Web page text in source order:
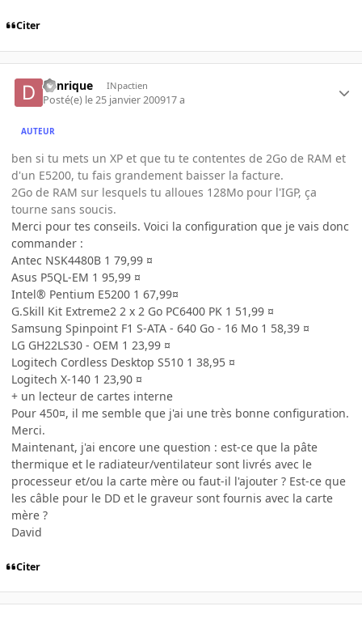
Citer
denrique INpactien
Posté(e) le 25 janvier 200917 a
AUTEUR
ben si tu mets un XP et que tu te contentes de 2Go de RAM et
d'un E5200, tu fais grandement baisser la facture.
2Go de RAM sur lesquels tu alloues 128Mo pour l'IGP, ça
tourne sans soucis.
Merci pour tes conseils. Voici la configuration que je vais donc
commander :
Antec NSK4480B 1 79,99 ¤
Asus P5QL-EM 1 95,99 ¤
Intel® Pentium E5200 1 67,99¤
G.Skill Kit Extreme2 2 x 2 Go PC6400 PK 1 51,99 ¤
Samsung Spinpoint F1 S-ATA - 640 Go - 16 Mo 1 58,39 ¤
LG GH22LS30 - OEM 1 23,99 ¤
Logitech Cordless Desktop S510 1 38,95 ¤
Logitech X-140 1 23,90 ¤
+ un lecteur de cartes interne
Pour 450¤, il me semble que j'ai une très bonne configuration.
Merci.
Maintenant, j'ai encore une question : est-ce que la pâte
thermique et le radiateur/ventilateur sont livrés avec le
processeur et/ou la carte mère ou faut-il l'ajouter ? Est-ce que
les câble pour le DD et le graveur sont fournis avec la carte
mère ?
David
Citer